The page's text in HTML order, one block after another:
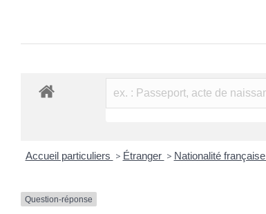
Accueil particuliers > Étranger > Nationalité française
Question-réponse